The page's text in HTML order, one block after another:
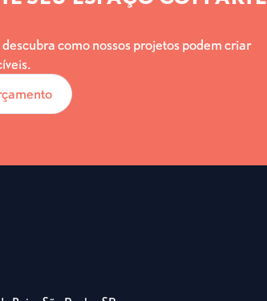
como nossos projetos podem criar